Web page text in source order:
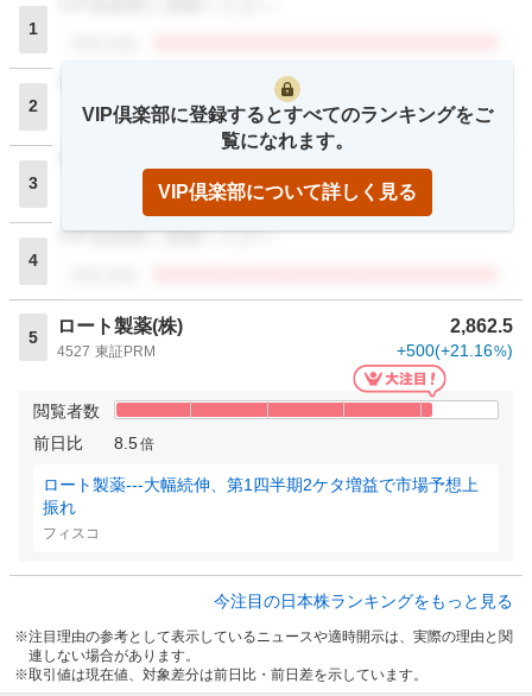
1
2
VIP倶楽部に登録ください
閲覧者数
3
4
VIP倶楽部に登録ください
5
ロート製薬(株) 2,862.5
4527 東証PRM +500(+21.16%)
閲覧者数
前日比
8.5倍
ロート製薬---大幅続伸、第1四半期2ケタ増益で市場予想上
振れ
フィスコ
VIP倶楽部に登録するとすべてのランキングをご
覧になれます。
VIP倶楽部について詳しく見る
今注目の日本株ランキングをもっと見る
注目理由の参考として表示しているニュースや適時開示は、実際の理由と関
連しない場合があります。
取引値は現在値、対象差分は前日比・前日差を示しています。